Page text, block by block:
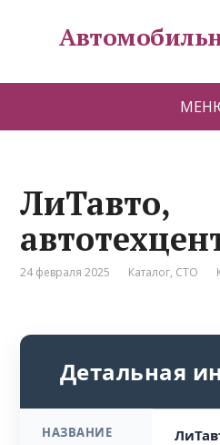
ЛиТавто,
24 февраля 2025 Каталог, СТО
Детальная
НАЗВАНИЕ